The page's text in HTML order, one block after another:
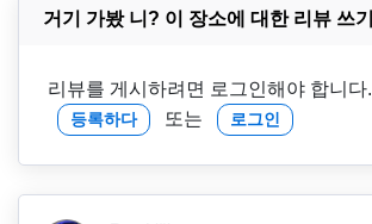
거기 가봤 니? 이 장소에 대한 리뷰 쓰기
리뷰를 게시하려면 로그인해야 합니다.
등록하다 또는 로그인